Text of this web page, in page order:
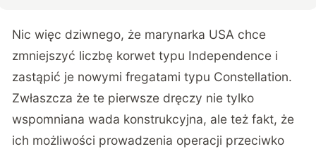
Nic więc dziwnego, że marynarka USA chce
zmniejszyć liczbę korwet typu Independence i
zastąpić je nowymi fregatami typu Constellation.
Zwłaszcza że te pierwsze dręczy nie tylko
wspomniana wada konstrukcyjna, ale też fakt, że
ich możliwości prowadzenia operacji przeciwko